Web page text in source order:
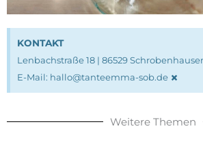
KONTAKT
Lenbachstraße 18 | 86529
E-Mail: hallo@tanteemma-sob.de ×
Weitere Themen